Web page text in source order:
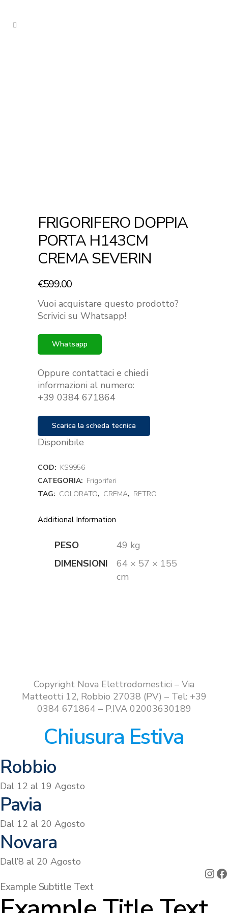
FRIGORIFERO DOPPIA
PORTA H143CM
CREMA SEVERIN
€599.00
Vuoi acquistare questo prodotto?
Scrivici su Whatsapp!
Whatsapp
Oppure contattaci e chiedi
informazioni al numero:
+39 0384 671864
Scarica la scheda tecnica
Disponibile
COD: KS9956
CATEGORIA: Frigoriferi
TAG: COLORATO, CREMA, RETRO
Additional Information
PESO
49 kg
DIMENSIONI
64 × 57 × 155
cm
Copyright Nova Elettrodomestici – Via
Matteotti 12, Robbio 27038 (PV) – Tel: +39
0384 671864 – P.IVA 02003630189
Chiusura Estiva
Robbio
Dal 12 al 19 Agosto
Pavia
Dal 12 al 20 Agosto
Novara
Dall’8 al 20 Agosto
Example Subtitle Text